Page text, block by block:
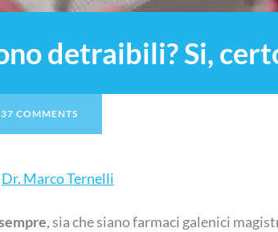
detraibili? Si,
37 COMMENTS
Dr. Marco Ternelli
, sia che siano farmaci galenici